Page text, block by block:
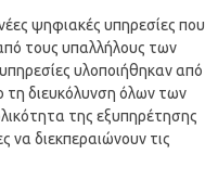
ψηφιακές υπηρεσίες που
τους υπαλλήλους των
υλοποιήθηκαν από
διευκόλυνση όλων των
της εξυπηρέτησης
να διεκπεραιώνουν τις